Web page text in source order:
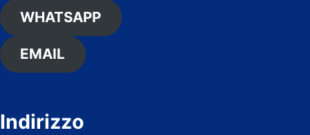
WHATSAPP
EMAIL
Indirizzo